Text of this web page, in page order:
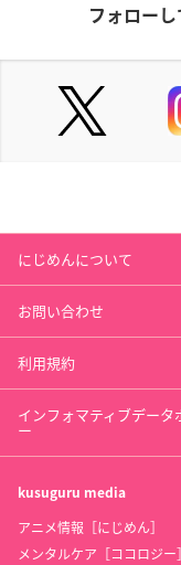
フォローし
にじめんについて
お問い合わせ
利用規約
インフォマティブデータ
ー
kusuguru media
アニメ情報［にじめん］
メンタルケア［ココロジー］